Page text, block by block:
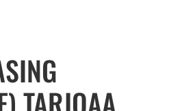
TARJOAA